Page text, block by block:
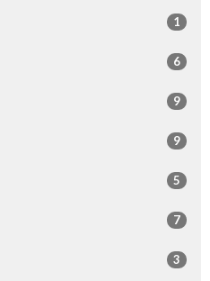
1
6
9
9
5
7
3